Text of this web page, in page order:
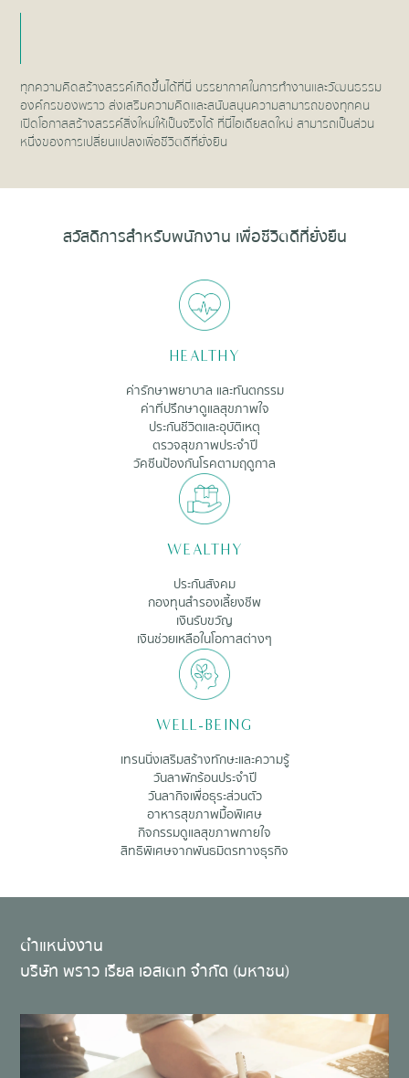
ทุกความคิดสร้างสรรค์เกิดขึ้นได้ที่นี่ บรรยากาศในการทำงานและวัฒนธรรม
องค์กรของพราว ส่งเสริมความคิดและสนับสนุนความสามารถของทุกคน
เปิดโอกาสสร้างสรรค์สิ่งใหม่ให้เป็นจริงได้ ที่นี่ไอเดียสดใหม่ สามารถเป็นส่วน
หนึ่งของการเปลี่ยนแปลงเพื่อชีวิตดีที่ยั่งยืน
สวัสดิการสำหรับพนักงาน เพื่อชีวิตดีที่ยั่งยืน
HEALTHY
ค่ารักษาพยาบาล และทันตกรรม
ค่าที่ปรึกษาดูแลสุขภาพใจ
ประกันชีวิตและอุบัติเหตุ
ตรวจสุขภาพประจำปี
วัคซีนป้องกันโรคตามฤดูกาล
WEALTHY
ประกันสังคม
กองทุนสำรองเลี้ยงชีพ
เงินรับขวัญ
เงินช่วยเหลือในโอกาสต่างๆ
WELL-BEING
เทรนนิ่งเสริมสร้างทักษะและความรู้
วันลาพักร้อนประจำปี
วันลากิจเพื่อธุระส่วนตัว
อาหารสุขภาพมื้อพิเศษ
กิจกรรมดูแลสุขภาพกายใจ
สิทธิพิเศษจากพันธมิตรทางธุรกิจ
ตำแหน่งงาน
บริษัท พราว เรียล เอสเตท จำกัด (มหาชน)